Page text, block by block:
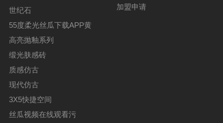
世纪石
55度柔光丝瓜下载APP黄
高亮抛釉系列
缎光肤感砖
质感仿古
现代仿古
3X5快捷空间
丝瓜视频在线观看污
加盟申请